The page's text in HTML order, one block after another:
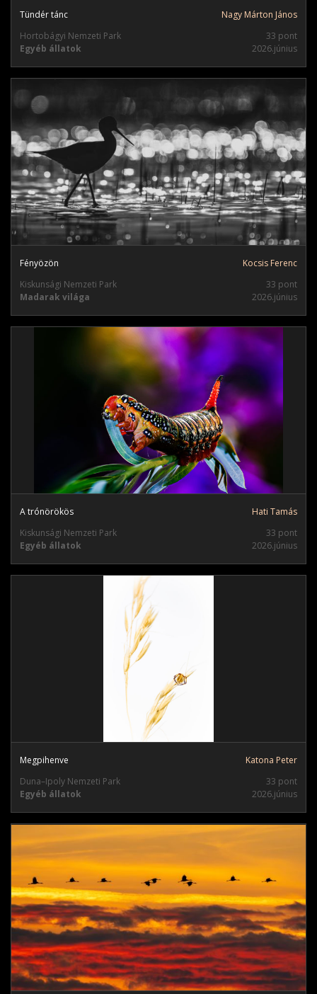
Tündér tánc
Nagy Márton János
Hortobágyi Nemzeti Park
33 pont
Egyéb állatok
2026.június
Fényözön
Kocsis Ferenc
Kiskunsági Nemzeti Park
33 pont
Madarak világa
2026.június
A trónörökös
Hati Tamás
Kiskunsági Nemzeti Park
33 pont
Egyéb állatok
2026.június
Megpihenve
Katona Peter
Duna–Ipoly Nemzeti Park
33 pont
Egyéb állatok
2026.június